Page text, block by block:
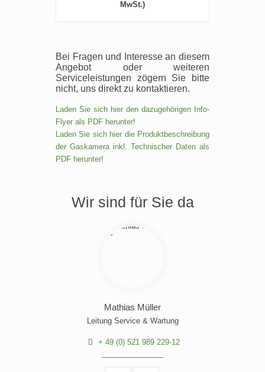
MwSt.)
Bei Fragen und Interesse an diesem
Angebot oder weiteren
Serviceleistungen zögern Sie bitte
nicht, uns direkt zu kontaktieren.
Laden Sie sich hier den dazugehörigen Info-
Flyer als PDF herunter!
Laden Sie sich hier die Produktbeschreibung
der Gaskamera inkl. Technischer Daten als
PDF herunter!
Wir sind für Sie da
Mathias Müller
Leitung Service & Wartung
+ 49 (0) 521 989 229-12